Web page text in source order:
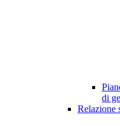
di
Relazione